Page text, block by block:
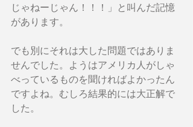
じゃねーじゃん！！！」と叫んだ記憶
があります。
でも別にそれは大した問題ではありま
せんでした。ようはアメリカ人がしゃ
べっているものを聞ければよかったん
ですよね。むしろ結果的には大正解で
した。